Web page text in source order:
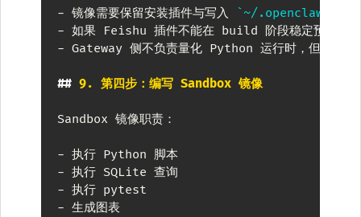
- 镜像需要保留安装插件与写入
`~/.openclaw`
- 如果 Feishu 插件不能在 build 阶段稳定预装，则
- Gateway 侧不负责量化 Python 运行时，但需要
## 9. 第四步：编写 Sandbox 镜像
Sandbox 镜像职责：
-
-
-
-